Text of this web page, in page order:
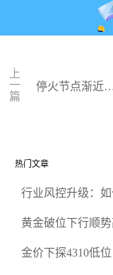
上
一
篇
停火节点渐近
热门文章
行业风控升级：
规黄金开户交易
黄金破位下行顺
金价下探4310低位